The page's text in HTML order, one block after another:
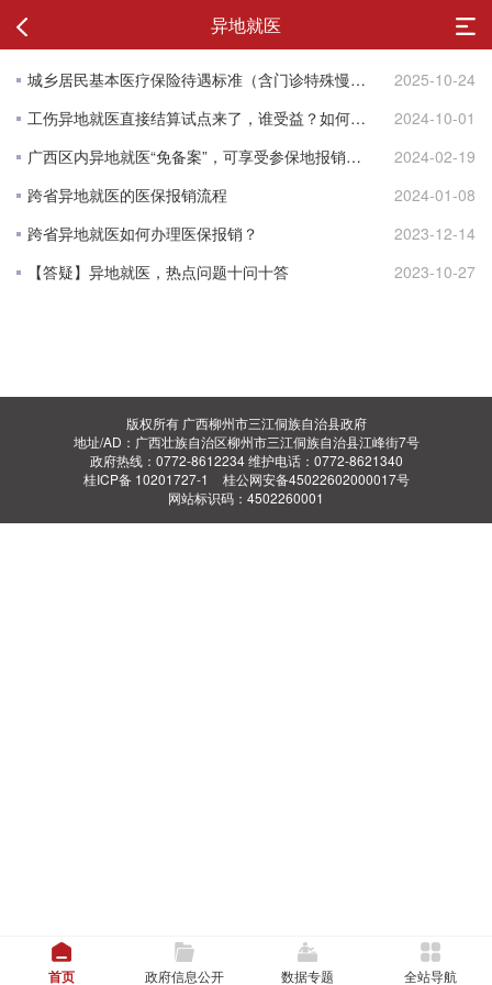
异地就医
城乡居民基本医疗保险待遇标准（含门诊特殊慢性病病种待遇）
2025-10-24
工伤异地就医直接结算试点来了，谁受益？如何办？
2024-10-01
广西区内异地就医“免备案”，可享受参保地报销比例
2024-02-19
跨省异地就医的医保报销流程
2024-01-08
跨省异地就医如何办理医保报销？
2023-12-14
【答疑】异地就医，热点问题十问十答
2023-10-27
版权所有 广西柳州市三江侗族自治县政府
地址/AD：广西壮族自治区柳州市三江侗族自治县江峰街7号
政府热线：0772-8612234 维护电话：0772-8621340
桂ICP备 10201727-1
桂公网安备45022602000017号
网站标识码：4502260001
首页 政府信息公开 数据专题 全站导航